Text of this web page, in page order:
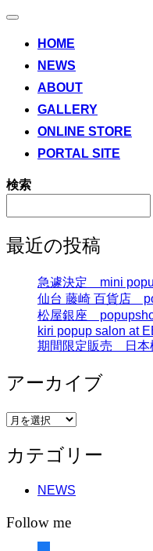
ナ
HOME
NEWS
ABOUT
GALLERY
ONLINE STORE
PORTAL SITE
検索
最近の投稿
急遽決定 mini
仙台 藤崎 百貨店
松屋銀座
kiri popup salon at
期間限定販売 日本
アーカイブ
ア
カ
イ
カテゴリー
NEWS
Follow me